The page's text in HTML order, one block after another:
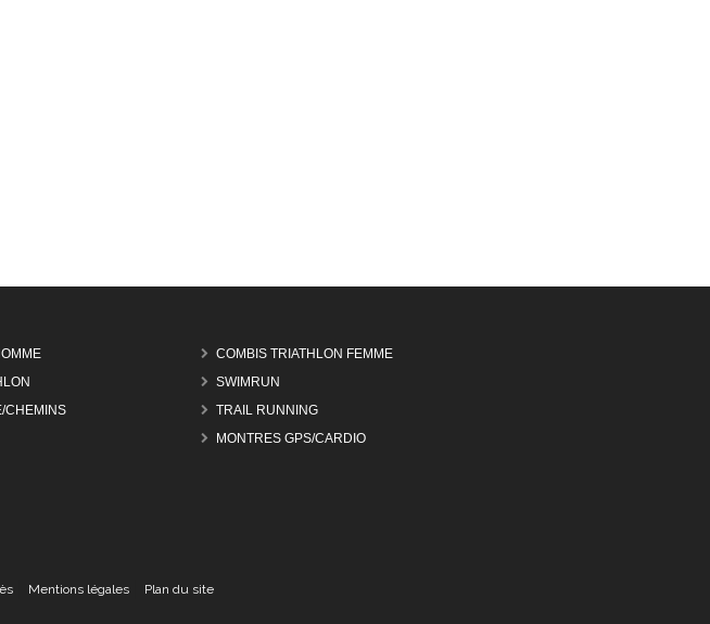
COMBIS TRIATHLON FEMME
SWIMRUN
CHEMINS
TRAIL RUNNING
MONTRES GPS/CARDIO
Mentions légales Plan du site